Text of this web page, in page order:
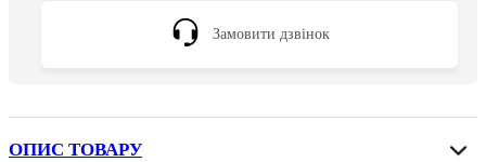
Замовити дзвінок
ОПИС ТОВАРУ